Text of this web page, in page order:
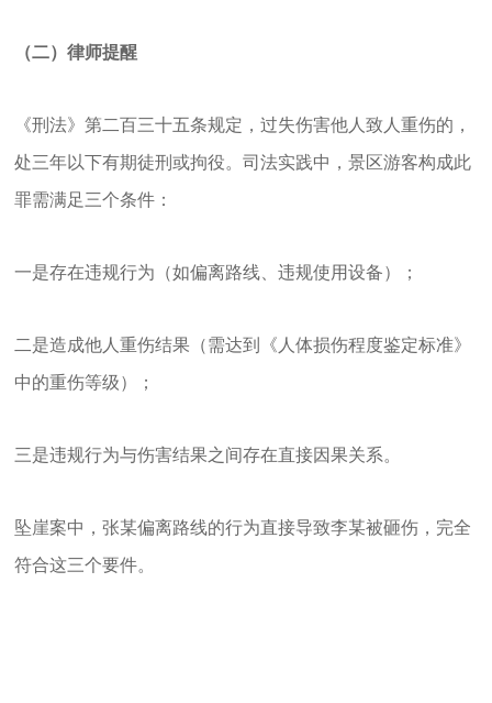
（二）律师提醒
《刑法》第二百三十五条规定，过失伤害他人致人重伤的，
处三年以下有期徒刑或拘役。司法实践中，景区游客构成此
罪需满足三个条件：
一是存在违规行为（如偏离路线、违规使用设备）；
二是造成他人重伤结果（需达到《人体损伤程度鉴定标准》
中的重伤等级）；
三是违规行为与伤害结果之间存在直接因果关系。
坠崖案中，张某偏离路线的行为直接导致李某被砸伤，完全
符合这三个要件。